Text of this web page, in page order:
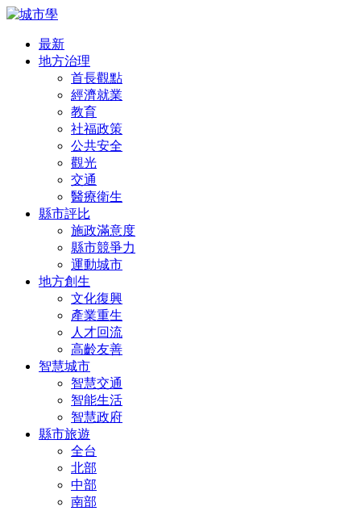
最新
地方治理
首長觀點
經濟就業
教育
社福政策
公共安全
觀光
交通
醫療衛生
縣市評比
施政滿意度
縣市競爭力
運動城市
地方創生
文化復興
產業重生
人才回流
高齡友善
智慧城市
智慧交通
智能生活
智慧政府
縣市旅遊
全台
北部
中部
南部